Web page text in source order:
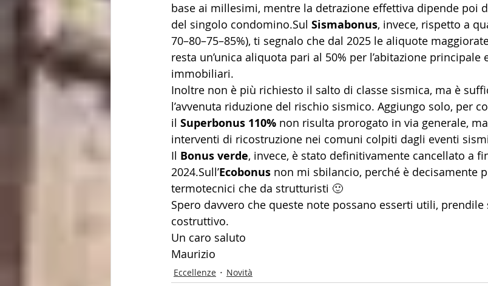
base ai millesimi, mentre la detrazione effettiva dipende poi
del singolo condomino.Sul Sismabonus, invece, rispetto a
70–80–75–85%), ti segnalo che dal 2025 le aliquote
resta un’unica aliquota pari al 50% per l’abitazione principale
immobiliari.
Inoltre non è più richiesto il salto di classe sismica, ma è
l’avvenuta riduzione del rischio sismico. Aggiungo solo, per
il Superbonus 110% non risulta prorogato in via generale,
interventi di ricostruzione nei comuni colpiti dagli eventi
Il Bonus verde, invece, è stato definitivamente cancellato a
2024.Sull’Ecobonus non mi sbilancio, perché è decisamente
termotecnici che da strutturisti 🙂
Spero davvero che queste note possano esserti utili,
costruttivo.
Un caro saluto
Maurizio
Eccellenze Novità